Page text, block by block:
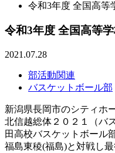
令和3年度 全国高等
令和3年度 全国高等
2021.07.28
部活動関連
バスケットボール部
新潟県長岡市のシティホ
北信越総体２０２１（バ
田高校バスケットボール
福島東稜(福島)と対戦し